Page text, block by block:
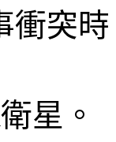
衝突
星。